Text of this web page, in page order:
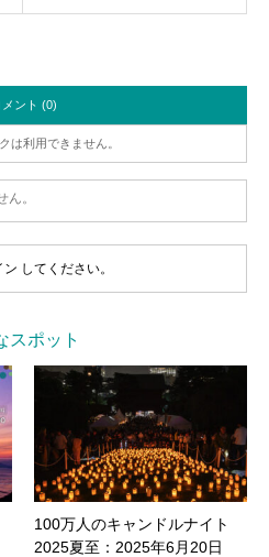
メント (0)
は利用できません。
。
ン してください。
スポット
100万人のキャンドルナイト
2025夏至：2025年6月20日